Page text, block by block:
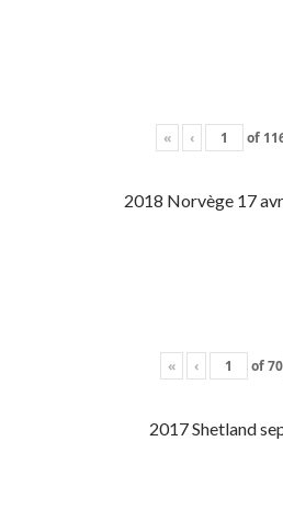
« ‹ of
2018 Norvège 17
« ‹ of70
2017 Shetland